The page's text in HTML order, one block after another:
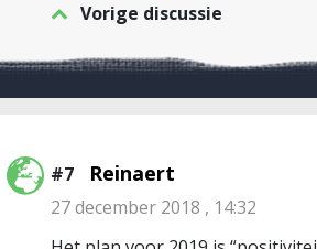
Vorige discussie
#7 Reinaert
27 december 2018 , 14:32